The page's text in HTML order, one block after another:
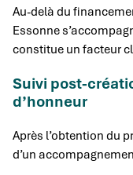
Au-delà du
Essonne
constitue un facteur
Suivi post-
d’honneur
Après l’obtention du
d’un